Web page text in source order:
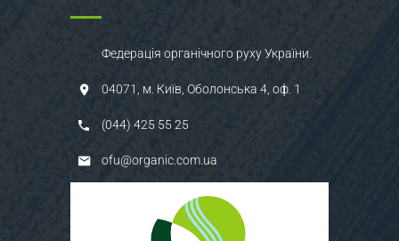
Федерація органічного руху України.
04071, м. Київ, Оболонська 4, оф. 1
(044) 425 55 25
ofu@organic.com.ua